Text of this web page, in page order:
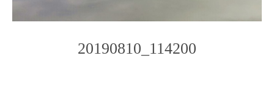
20190810_114200